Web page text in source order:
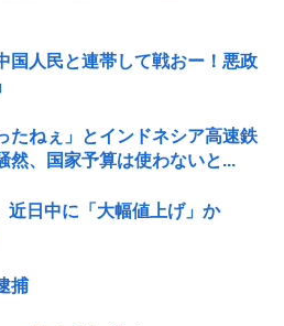
国人民と連帯して戦おー！悪政
たねぇ」とインドネシア高速鉄
然、国家予算は使わないと...
近日中に「大幅値上げ」か
捕